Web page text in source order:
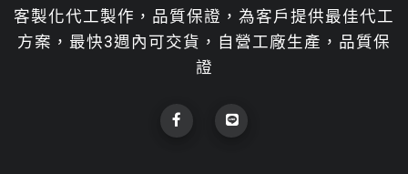
客製化代工製作，品質保證，為客戶提供最佳代工
方案，最快3週內可交貨，自營工廠生產，品質保
證